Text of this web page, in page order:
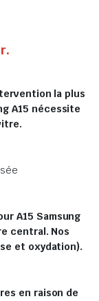
la plus
A15 nécessite
A15 Samsung
central. Nos
et oxydation).
en raison de